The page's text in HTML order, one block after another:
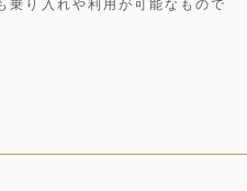
乗り入れや利用が可能なもので